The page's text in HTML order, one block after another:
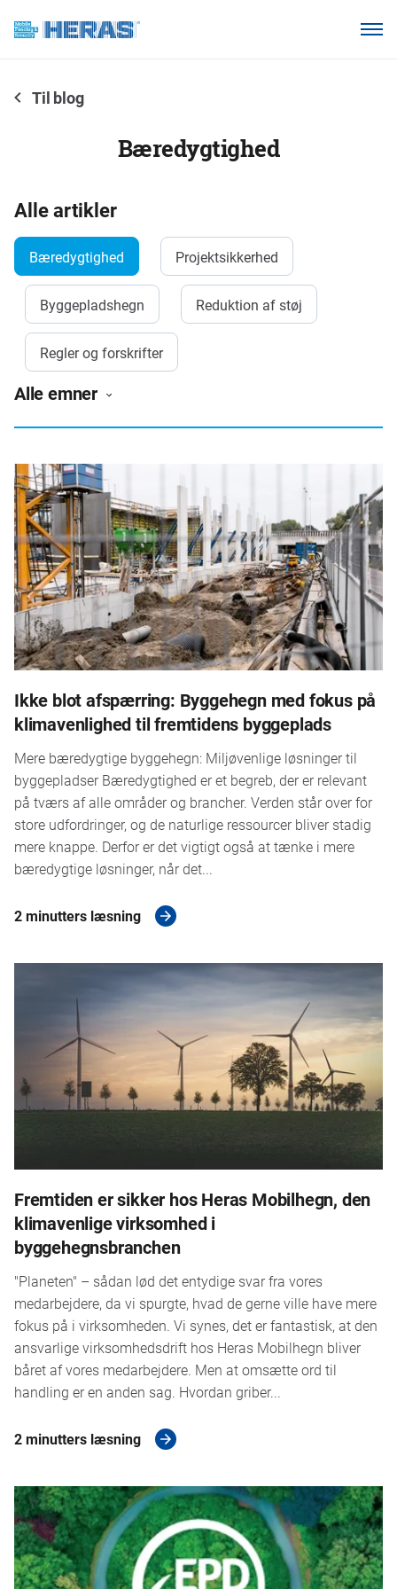
Hvorfor Heras Mobilhegn?
Vidensbase
Ring 7011 1207
Til blog
Bæredygtighed
Alle artikler
Bæredygtighed Projektsikkerhed
Byggepladshegn Reduktion af støj
Regler og forskrifter
Alle emner
Ikke blot afspærring: Byggehegn med fokus på
klimavenlighed til fremtidens byggeplads
Mere bæredygtige byggehegn: Miljøvenlige løsninger til
byggepladser Bæredygtighed er et begreb, der er relevant
på tværs af alle områder og brancher. Verden står over for
store udfordringer, og de naturlige ressourcer bliver stadig
mere knappe. Derfor er det vigtigt også at tænke i mere
bæredygtige løsninger, når det...
2 minutters læsning
Fremtiden er sikker hos Heras Mobilhegn, den
klimavenlige virksomhed i
byggehegnsbranchen
"Planeten" – sådan lød det entydige svar fra vores
medarbejdere, da vi spurgte, hvad de gerne ville have mere
fokus på i virksomheden. Vi synes, det er fantastisk, at den
ansvarlige virksomhedsdrift hos Heras Mobilhegn bliver
båret af vores medarbejdere. Men at omsætte ord til
handling er en anden sag. Hvordan griber...
2 minutters læsning